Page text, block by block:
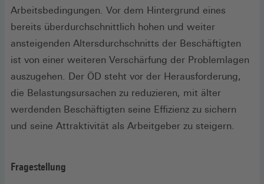
Arbeitsbedingungen. Vor dem Hintergrund eines
bereits überdurchschnittlich hohen und weiter
ansteigenden Altersdurchschnitts der Beschäftigten
ist von einer weiteren Verschärfung der Problemlagen
auszugehen. Der ÖD steht vor der Herausforderung,
die Belastungsursachen zu reduzieren, mit älter
werdenden Beschäftigten seine Effizienz zu sichern
und seine Attraktivität als Arbeitgeber zu steigern.
Fragestellung